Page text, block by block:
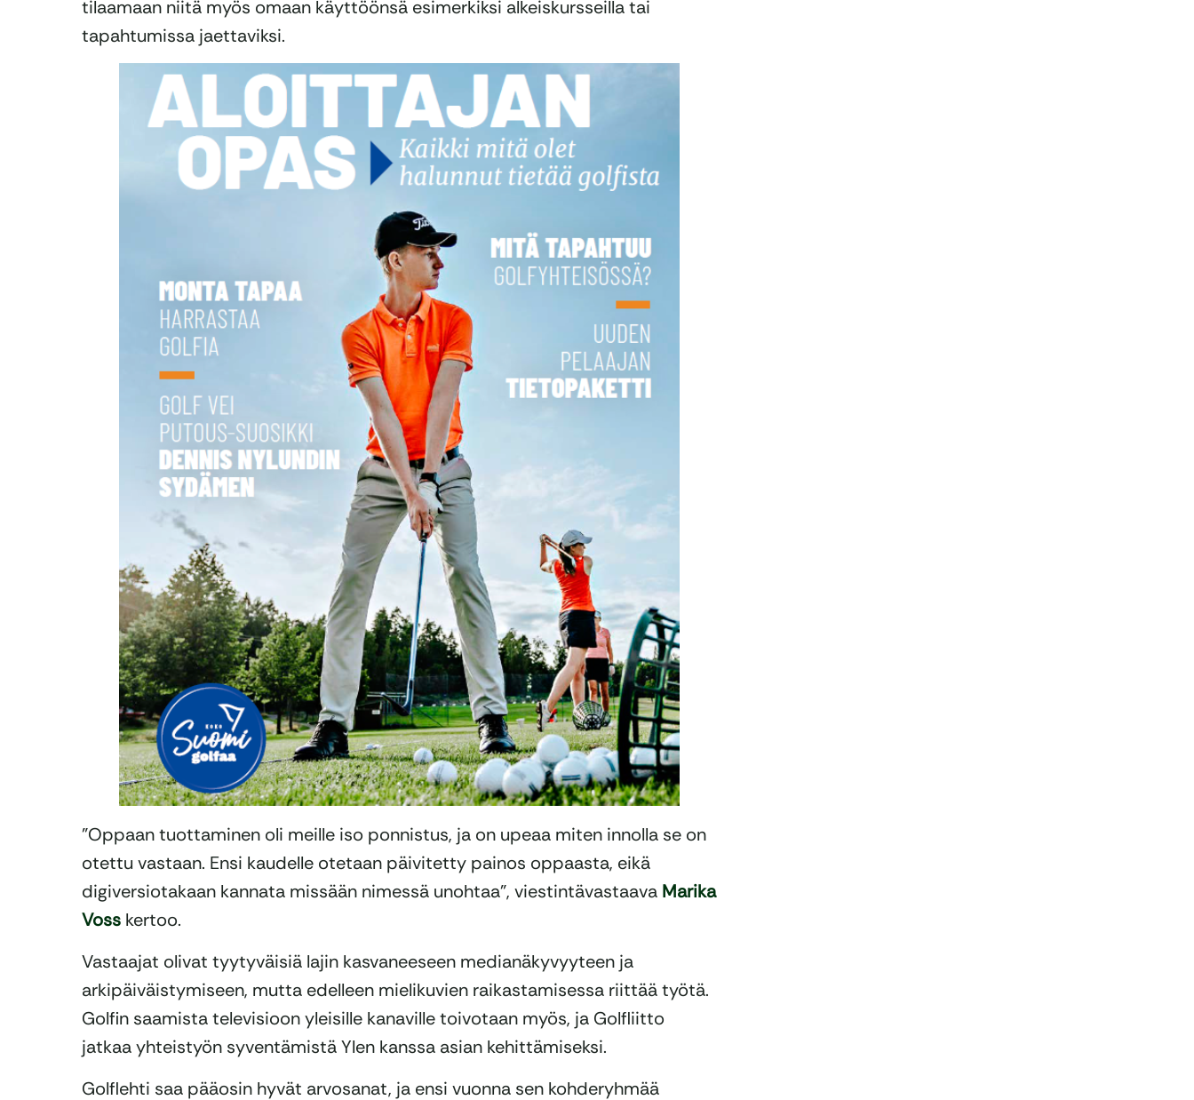
tilaamaan niitä myös omaan käyttöönsä esimerkiksi alkeiskursseilla tai
tapahtumissa jaettaviksi.
”Oppaan tuottaminen oli meille iso ponnistus, ja on upeaa miten innolla se on
otettu vastaan. Ensi kaudelle otetaan päivitetty painos oppaasta, eikä
digiversiotakaan kannata missään nimessä unohtaa”, viestintävastaava Marika
Voss kertoo.
Vastaajat olivat tyytyväisiä lajin kasvaneeseen medianäkyvyyteen ja
arkipäiväistymiseen, mutta edelleen mielikuvien raikastamisessa riittää työtä.
Golfin saamista televisioon yleisille kanaville toivotaan myös, ja Golfliitto
jatkaa yhteistyön syventämistä Ylen kanssa asian kehittämiseksi.
Golflehti saa pääosin hyvät arvosanat, ja ensi vuonna sen kohderyhmää